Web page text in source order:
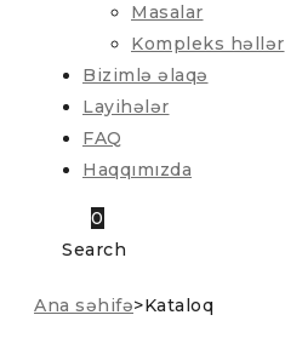
Masalar
Kompleks həllər
Bizimlə əlaqə
Layihələr
FAQ
Haqqımızda
0
Search
Ana səhifə>Kataloq